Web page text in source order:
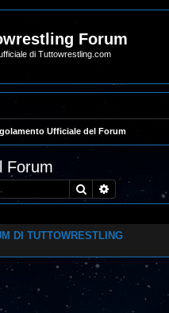
Forum
di Tuttowrestling.com
Ufficiale del Forum
Forum
Cerca Ricerca
DI TUTTOWRESTLING